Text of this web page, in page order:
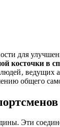
для
косточки в
общего
Эти